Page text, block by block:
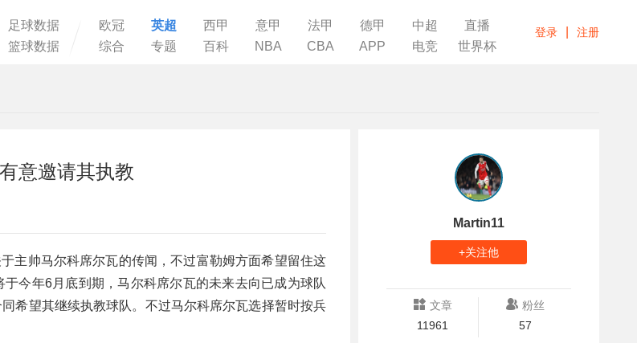
足球数据
篮球数据
欧冠 英超 西甲 意甲 法甲 德甲 中超
直播
综合
专题 百科 NBA CBA APP 电竞 世界杯
登录 注册
意邀请其执教
主帅马尔科席尔瓦的传闻，不过富勒姆方面希望留住这
今年6月底到期，马尔科席尔瓦的未来去向已成为球队
希望其继续执教球队。不过马尔科席尔瓦选择暂时按兵
Martin11
+关注他
文章
11961
粉丝
57